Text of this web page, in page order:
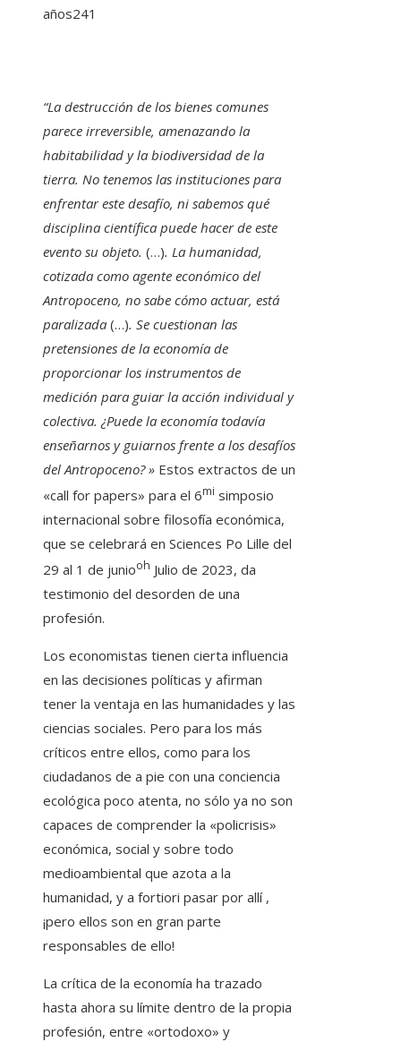
años241
“La destrucción de los bienes comunes
parece irreversible, amenazando la
habitabilidad y la biodiversidad de la
tierra. No tenemos las instituciones para
enfrentar este desafío, ni sabemos qué
disciplina científica puede hacer de este
evento su objeto. (…). La humanidad,
cotizada como agente económico del
Antropoceno, no sabe cómo actuar, está
paralizada (…). Se cuestionan las
pretensiones de la economía de
proporcionar los instrumentos de
medición para guiar la acción individual y
colectiva. ¿Puede la economía todavía
enseñarnos y guiarnos frente a los desafíos
del Antropoceno? » Estos extractos de un
«call for papers» para el 6mi simposio
internacional sobre filosofía económica,
que se celebrará en Sciences Po Lille del
29 al 1 de juniooh Julio de 2023, da
testimonio del desorden de una
profesión.
Los economistas tienen cierta influencia
en las decisiones políticas y afirman
tener la ventaja en las humanidades y las
ciencias sociales. Pero para los más
críticos entre ellos, como para los
ciudadanos de a pie con una conciencia
ecológica poco atenta, no sólo ya no son
capaces de comprender la «policrisis»
económica, social y sobre todo
medioambiental que azota a la
humanidad, y a fortiori pasar por allí ,
¡pero ellos son en gran parte
responsables de ello!
La crítica de la economía ha trazado
hasta ahora su límite dentro de la propia
profesión, entre «ortodoxo» y